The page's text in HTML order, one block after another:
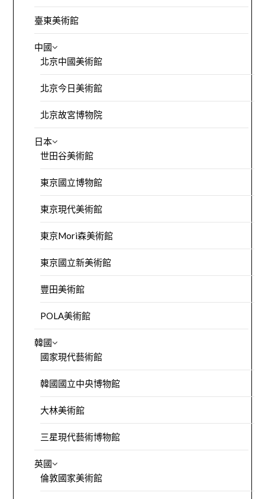
臺東美術館
中國
北京中國美術館
北京今日美術館
北京故宮博物院
日本
世田谷美術館
東京國立博物館
東京現代美術館
東京Mori森美術館
東京國立新美術館
豐田美術館
POLA美術館
韓國
國家現代藝術館
韓國國立中央博物館
大林美術館
三星現代藝術博物館
英國
倫敦國家美術館